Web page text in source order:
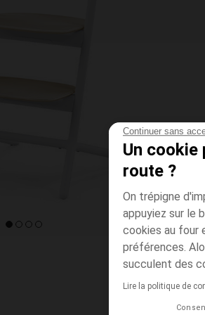
Continuer sans
Un cookie
route ?
On trépigne
appuyiez sur le
cookies au four
préférences.
succulent des
Lire la politique de